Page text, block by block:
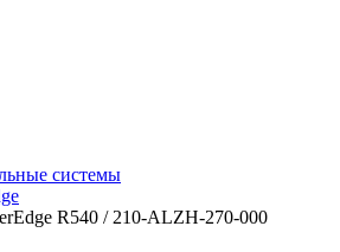
системы
R540 / 210-ALZH-270-000